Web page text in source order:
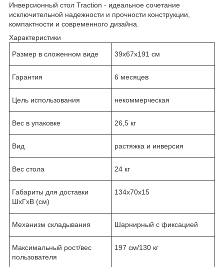
Инверсионный стол Traction - идеальное сочетание
исключительной надежности и прочности конструкции,
компактности и современного дизайна.
Характеристики
Размер в сложенном виде 39х67х191 см
Гарантия 6 месяцев
Цель использования некоммерческая
Вес в упаковке 26,5 кг
Вид растяжка и инверсия
Вес стола 24 кг
Габариты для доставки
ШхГхВ (см)
134x70x15
Механизм складывания Шарнирный с фиксацией
Максимальный рост/вес
пользователя
197 см/130 кг